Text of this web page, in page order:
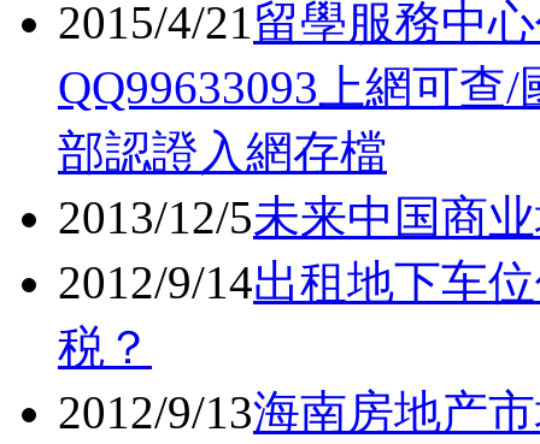
2015/4/21留學服務中
QQ99633093上網可
部認證入網存檔
2013/12/5未来中国商
2012/9/14出租地下车
税？
2012/9/13海南房地产